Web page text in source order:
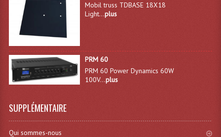
Flight Case Régie
Flight Cases Platine Disque. Lecteurs CD
Flight Malettes Consoles T. Mixages
Flight-Case CDs Et Disques Vinyls
Mobil truss TDBASE 18X18
Light...plus
PRM 60
PRM 60 Power Dynamics 60W
100V...plus
SUPPLÉMENTAIRE
Qui sommes-nous